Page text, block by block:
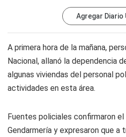
Agregar Diario
A primera hora de la mañana,
Nacional, allanó la dependencia
algunas viviendas del personal
actividades en esta área.
Fuentes policiales confirmaron
Gendarmería y expresaron que a